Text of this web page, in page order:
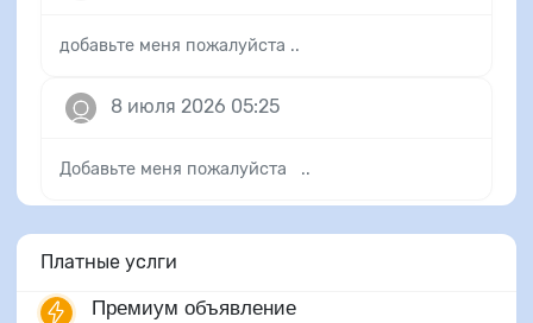
добавьте меня пожалуйста ..
8 июля 2026 05:25
Добавьте меня пожалуйста ..
Платные услги
Премиум объявление